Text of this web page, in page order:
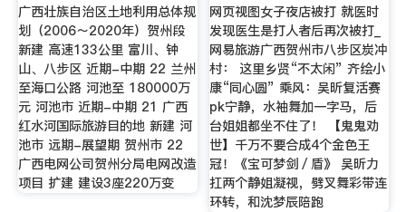
广西壮族自治区土地利用总体规
划（2006～2020年）贺州段
新建 高速133公里 富川、钟
山、八步区 近期-中期 22 兰州
至海口公路 河池至 180000万
元 河池市 近期-中期 21 广西
红水河国际旅游目的地 新建 河
池市 远期-展望期 贺州市 22
广西电网公司贺州分局电网改造
项目 扩建 建设3座220万变
网页视图女子夜店被打 就医时
发现医生是打人者后再次被打_
网易旅游广西贺州市八步区炭冲
村： 这里乡贤“不太闲” 齐绘小
康“同心圆” 乘风：吴昕复活赛
pk宁静，水袖舞加一字马，后
台姐姐都坐不住了！ 【鬼鬼劝
世】千万不要合成4个金色王
冠！《宝可梦剑／盾》 吴昕力
扛两个静姐凝视，劈叉舞彩带连
环转，和沈梦辰陪跑